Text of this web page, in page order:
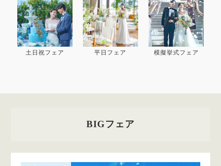
土日祝フェア 平日フェア 模擬挙式フェア
BIGフェア